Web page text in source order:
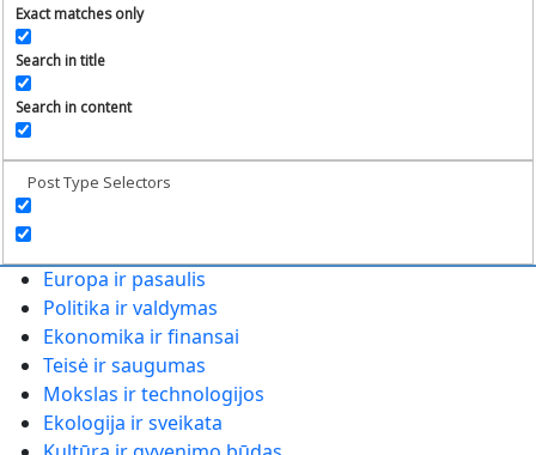
Exact matches only
Search in title
Search in content
Post Type Selectors
Europa ir pasaulis
Politika ir valdymas
Ekonomika ir finansai
Teisė ir saugumas
Mokslas ir technologijos
Ekologija ir sveikata